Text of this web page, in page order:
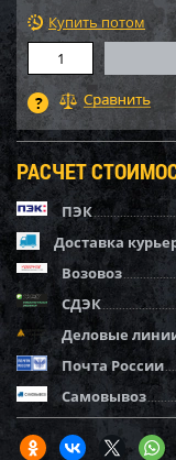
Купить потом
РАСЧЕТ
ПЭК
Доставка
Возовоз
СДЭК
Деловые
Почта России
Самовывоз